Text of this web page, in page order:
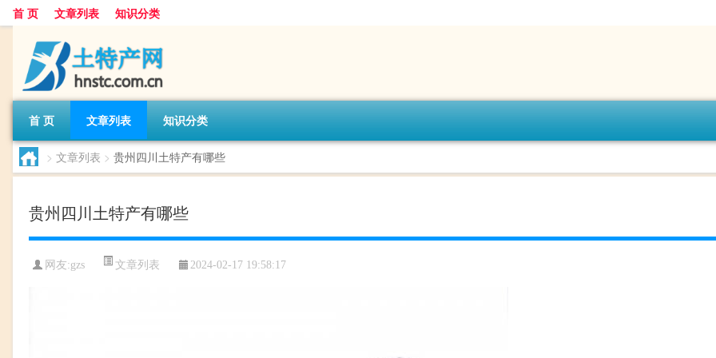
首 页 文章列表 知识分类
首 页 文章列表 知识分类
> 文章列表 > 贵州四川土特产有哪些
贵州四川土特产有哪些
网友:gzs 文章列表 2024-02-17 19:58:17